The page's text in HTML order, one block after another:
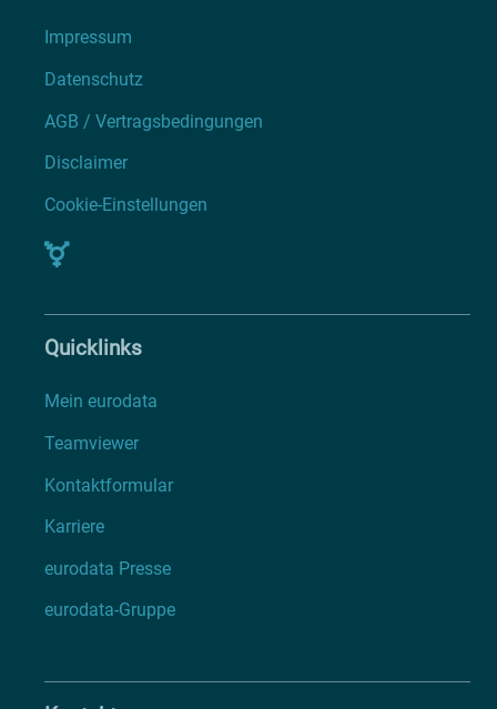
Impressum
Datenschutz
AGB / Vertragsbedingungen
Disclaimer
Cookie-Einstellungen
Quicklinks
Mein eurodata
Teamviewer
Kontaktformular
Karriere
eurodata Presse
eurodata-Gruppe